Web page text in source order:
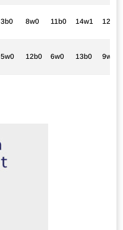
3b0 8w0 11b0 14w1 12w0
5w0 12b0 6w0 13b0 9w0